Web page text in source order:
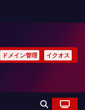
ドメイン管理 イクオス